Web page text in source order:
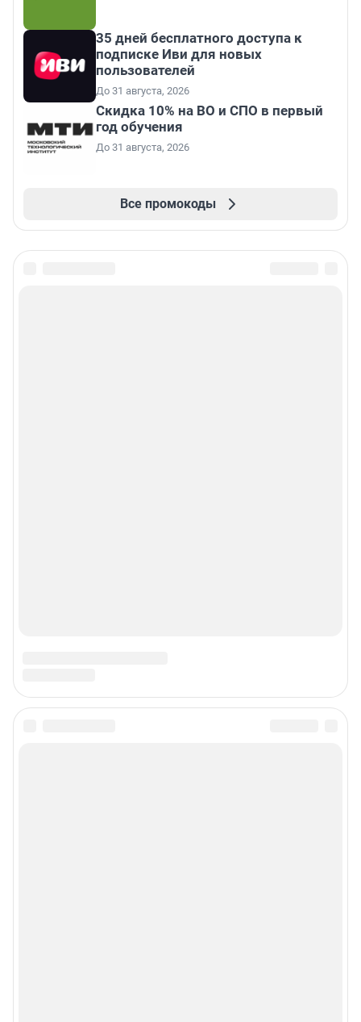
35 дней бесплатного доступа к
подписке Иви для новых
пользователей
До 31 августа, 2026
Скидка 10% на ВО и СПО в первый
год обучения
До 31 августа, 2026
Все промокоды